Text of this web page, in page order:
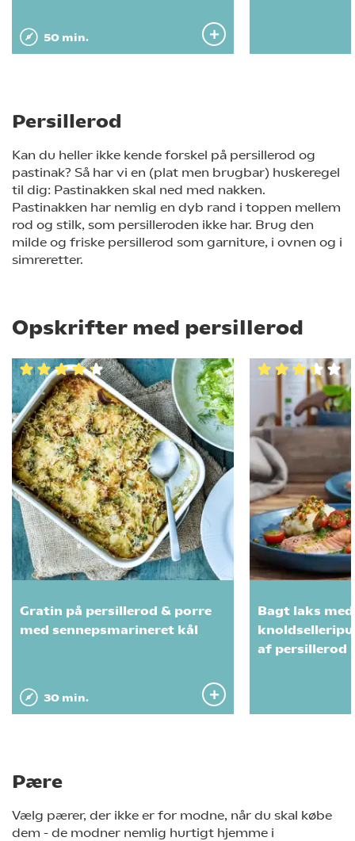
50 min.
Persillerod
Kan du heller ikke kende forskel på persillerod og
pastinak? Så har vi en (plat men brugbar) huskeregel
til dig: Pastinakken skal ned med nakken.
Pastinakken har nemlig en dyb rand i toppen mellem
rod og stilk, som persilleroden ikke har. Brug den
milde og friske persillerod som garniture, i ovnen og i
simreretter.
Opskrifter med persillerod
Gratin på persillerod & porre
med sennepsmarineret kål
30 min.
Bagt laks med
af persillerod
Pære
Vælg pærer, der ikke er for modne, når du skal købe
dem - de modner nemlig hurtigt hjemme i